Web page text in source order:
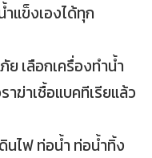
แข็งเองได้ทุก
ย เลือกเครื่องทำน้ำ
าฆ่าเชื้อแบคทีเรียแล้ว
นไฟ ท่อน้ำ ท่อน้ำทิ้ง